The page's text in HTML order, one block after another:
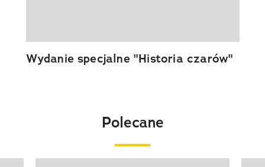
Wydanie specjalne "Historia czarów"
Polecane